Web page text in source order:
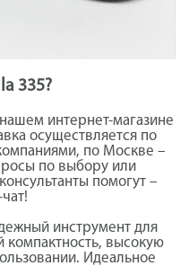
335?
интернет-магазине
осуществляется по
по Москве –
по выбору или
помогут –
инструмент для
высокую
Идеальное